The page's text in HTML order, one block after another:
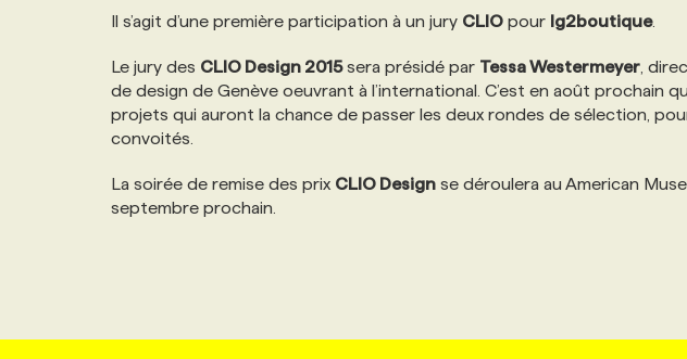
NOS TARIFS
PROGRAMMES DE SUBVENTIONS
ANNONCEZ AVEC NOUS
Il s’agit d’une première participation à un jury CLIO pour lg2boutique.
Le jury des CLIO Design 2015sera présidé par Tessa Westermeyer ,
de design de Genève oeuvrant à l’international. C’est en août prochain
projets qui auront la chance de passer les deux rondes de sélection,
convoités.
La soirée de remise des prix CLIO Design se déroulera au American
septembre prochain.